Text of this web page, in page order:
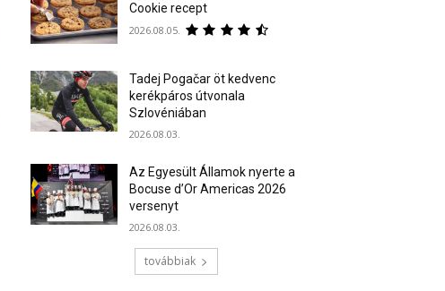
Cookie recept
2026.08.05.
Tadej Pogačar öt kedvenc
kerékpáros útvonala
Szlovéniában
2026.08.03.
Az Egyesült Államok nyerte a
Bocuse d’Or Americas 2026
versenyt
2026.08.03.
továbbiak